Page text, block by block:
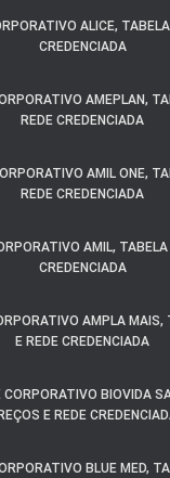
ALICE,
CREDENCIADA
AMEPLAN,
REDE CREDENCIADA
AMIL ONE,
REDE CREDENCIADA
AMIL, TABELA
CREDENCIADA
AMPLA MAIS,
E REDE CREDENCIADA
CORPORATIVO BIOVIDA
E REDE
BLUE MED,